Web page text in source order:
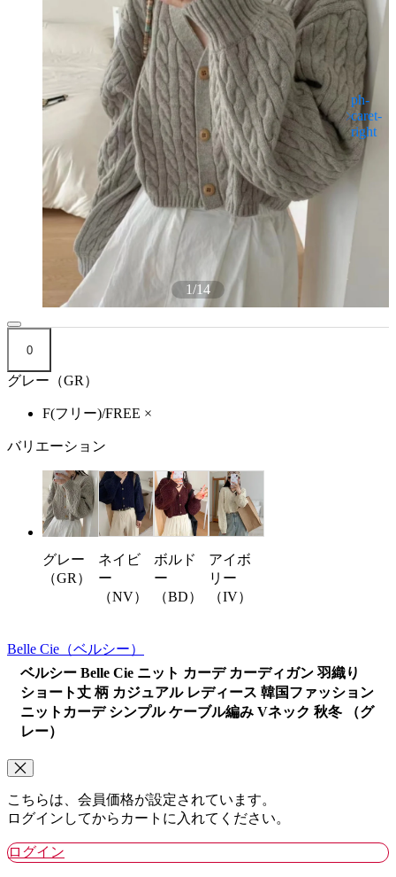
1/14
0
グレー（GR）
F(フリー)/FREE ×
バリエーション
グレー
（GR）
ネイビ
ー
（NV）
ボルド
ー
（BD）
アイボ
リー
（IV）
Belle Cie （ベルシー）
ベルシー Belle Cie ニット カーデ カーディガン 羽織り
ショート丈 柄 カジュアル レディース 韓国ファッション
ニットカーデ シンプル ケーブル編み Vネック 秋冬 （グ
レー）
こちらは、会員価格が設定されています。
ログインしてからカートに入れてください。
ログイン